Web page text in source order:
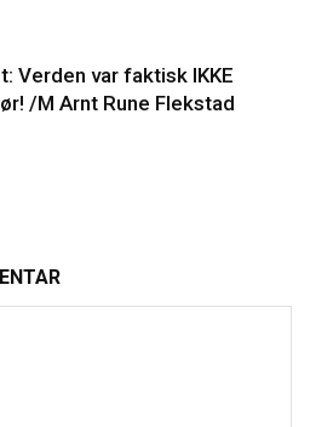
Verden var faktisk IKKE
/M Arnt Rune Flekstad